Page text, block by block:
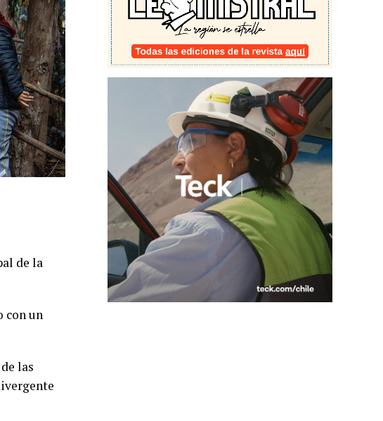
de la
con un
las